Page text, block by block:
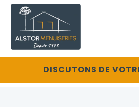
DISCUTONS DE